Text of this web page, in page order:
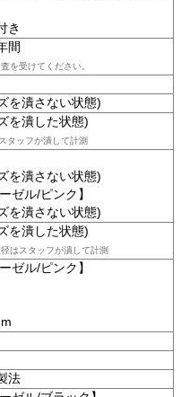
き
間
を受けてください。
を潰さない状態)
を潰した状態)
タッフが潰して計測
を潰さない状態)
ゼル/ピンク】
を潰さない状態)
を潰した状態)
はスタッフが潰して計測
ゼル/ピンク】
法